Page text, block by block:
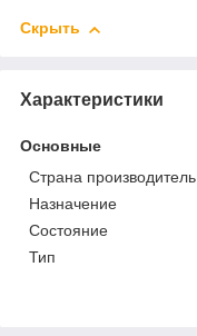
Скрыть
Характеристики
Основные
Страна производитель
Назначение
Состояние
Тип